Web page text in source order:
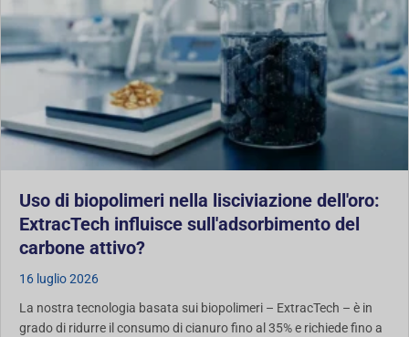
Uso di biopolimeri nella lisciviazione dell'oro:
ExtracTech influisce sull'adsorbimento del
carbone attivo?
16 luglio 2026
La nostra tecnologia basata sui biopolimeri – ExtracTech – è in
grado di ridurre il consumo di cianuro fino al 35% e richiede fino a